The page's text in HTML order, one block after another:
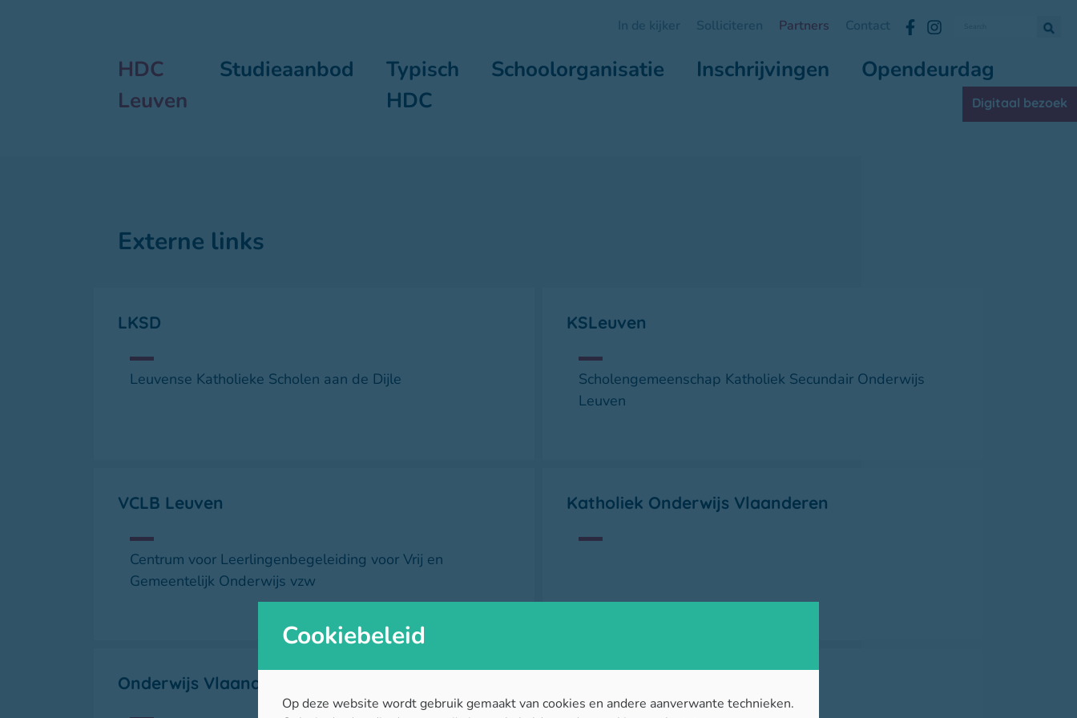
Digitaal bezoek
In de kijker Solliciteren Partners Contact
HDC
Leuven
Studieaanbod
Typisch
HDC
Schoolorganisatie Inschrijvingen Opendeurdag
Externe links
LKSD
Leuvense Katholieke Scholen aan de Dijle
KSLeuven
Scholengemeenschap Katholiek Secundair Onderwijs
Leuven
VCLB Leuven
Centrum voor Leerlingenbegeleiding voor Vrij en
Gemeentelijk Onderwijs vzw
Katholiek Onderwijs Vlaanderen
Onderwijs Vlaanderen
Cookiebeleid
Op deze website wordt gebruik gemaakt van cookies en andere aanverwante technieken.